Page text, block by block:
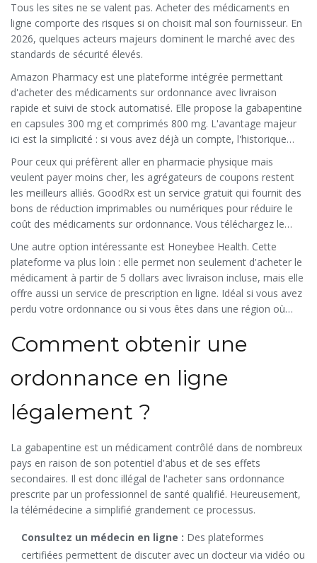
Tous les sites ne se valent pas. Acheter des médicaments en
ligne comporte des risques si on choisit mal son fournisseur. En
2026, quelques acteurs majeurs dominent le marché avec des
standards de sécurité élevés.
Amazon Pharmacy est une plateforme intégrée permettant
d'acheter des médicaments sur ordonnance avec livraison
rapide et suivi de stock automatisé. Elle propose la gabapentine
en capsules 300 mg et comprimés 800 mg. L'avantage majeur
ici est la simplicité : si vous avez déjà un compte, l'historique
médical est sécurisé, et la livraison est souvent gratuite ou très
peu coûteuse.
Pour ceux qui préfèrent aller en pharmacie physique mais
veulent payer moins cher, les agrégateurs de coupons restent
les meilleurs alliés. GoodRx est un service gratuit qui fournit des
bons de réduction imprimables ou numériques pour réduire le
coût des médicaments sur ordonnance. Vous téléchargez le
code, vous présentez le QR code au comptoir, et le pharmacien
applique la remise immédiate. C'est aussi efficace avec
WellRx
(aussi connu sous le nom ScriptSave), qui fonctionne sur le
même principe auprès de nombreuses chaînes nationales.
Une autre option intéressante est Honeybee Health. Cette
plateforme va plus loin : elle permet non seulement d'acheter le
médicament à partir de 5 dollars avec livraison incluse, mais elle
offre aussi un service de prescription en ligne. Idéal si vous avez
perdu votre ordonnance ou si vous êtes dans une région où
légalité de la téléconsultation dans votre juridiction avant de
procéder.
Comment obtenir une
ordonnance en ligne
légalement ?
La gabapentine est un médicament contrôlé dans de nombreux
pays en raison de son potentiel d'abus et de ses effets
secondaires. Il est donc illégal de l'acheter sans ordonnance
prescrite par un professionnel de santé qualifié. Heureusement,
la télémédecine a simplifié grandement ce processus.
Consultez un médecin en ligne : Des plateformes
certifiées permettent de discuter avec un docteur via vidéo ou